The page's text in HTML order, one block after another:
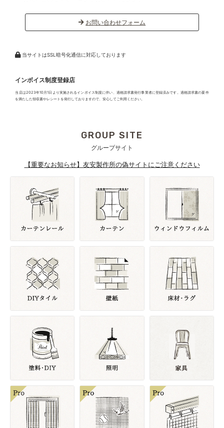
お問い合わせフォーム
当サイトはSSL暗号化通信に対応しております
インボイス制度登録店
当店は2023年10月1日より実施されるインボイス制度に伴い、適格請求書発行事業者に登録済みです。適格請求書の要件
を満たした領収書やレシートを発行しておりますので、安心してご利用ください。
GROUP SITE
グループサイト
【重要なお知らせ】友安製作所の偽サイトにご注意ください